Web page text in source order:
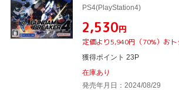
PS4(PlayStation4)
¥2,530円
定価より5,940円（70%）おト
獲得ポイント 23P
在庫あり
発売年月日：2024/08/29